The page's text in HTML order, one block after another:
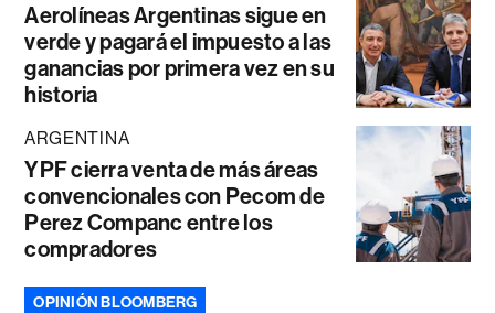
Aerolíneas Argentinas sigue en
verde y pagará el impuesto a las
ganancias por primera vez en su
historia
ARGENTINA
YPF cierra venta de más áreas
convencionales con Pecom de
Perez Companc entre los
compradores
OPINIÓN BLOOMBERG